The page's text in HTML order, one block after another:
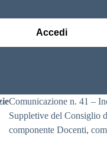
Accedi
Comunicazione n. 41 –
Suppletive del Consiglio
componente Docenti,